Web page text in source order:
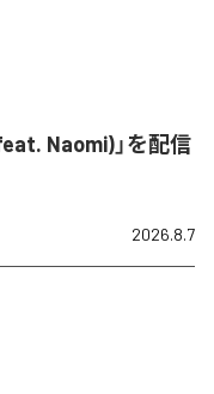
Naomi)」を配信
2026.8.7